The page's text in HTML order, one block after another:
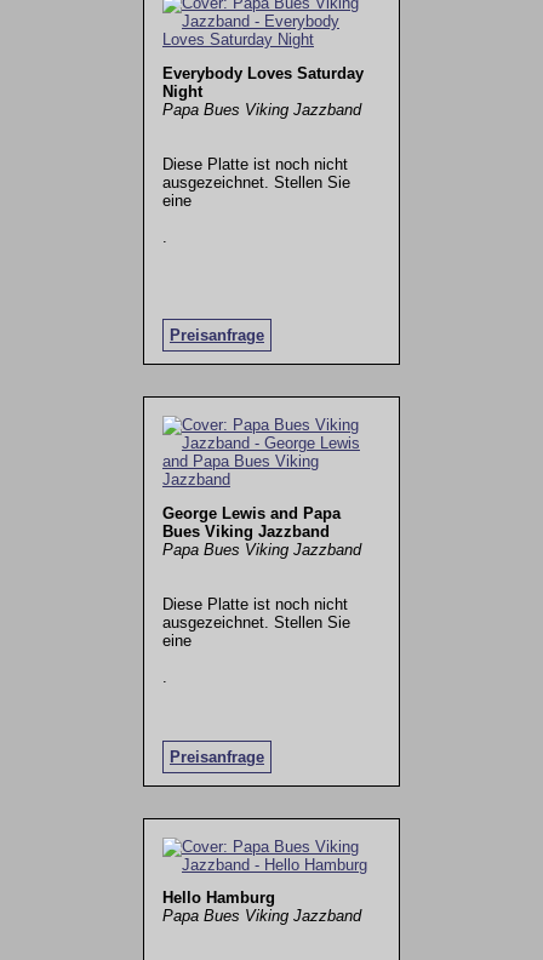
Everybody Loves Saturday
Night
Papa Bues Viking Jazzband
Diese Platte ist noch nicht
ausgezeichnet. Stellen Sie
eine
Preisanfrage
.
George Lewis and Papa
Bues Viking Jazzband
Papa Bues Viking Jazzband
Diese Platte ist noch nicht
ausgezeichnet. Stellen Sie
eine
Preisanfrage
Hello Hamburg
Papa Bues Viking Jazzband